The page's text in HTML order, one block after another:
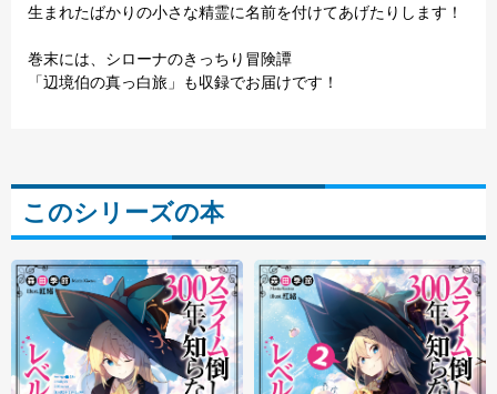
生まれたばかりの小さな精霊に名前を付けてあげたりします！
巻末には、シローナのきっちり冒険譚
「辺境伯の真っ白旅」も収録でお届けです！
このシリーズの本